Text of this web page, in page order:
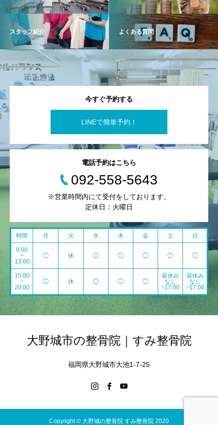
スタッフ紹介 よくある質問
今すぐ予約する
LINEで簡単予約！
電話予約はこちら
092-558-5643
※営業時間内にて受付をしております。
定休日：火曜日
時間 月 火 水 木 金 土 日
9:00
~
13:00
◯ 休 ◯ ◯ ◯ ◯ ◯
15:00
~
20:00
◯ 休 ◯ ◯ ◯
昼休み
なし
~17:00
昼休み
なし
~17:00
大野城市の整骨院｜すみ整骨院
福岡県大野城市大池1-7-25
Copyright © 大野城の整骨院 すみ整骨院 2020